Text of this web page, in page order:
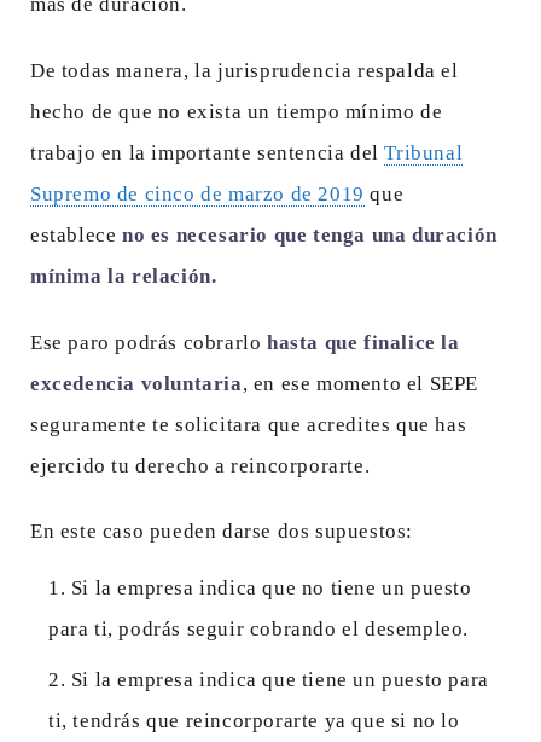
De todas manera, la jurisprudencia respalda el
hecho de que no exista un tiempo mínimo de
trabajo en la importante sentencia delTribunal
Supremo de cinco de marzo de 2019 que
establece no es necesario que tenga una duración
mínima la relación.
Ese paro podrás cobrarlo hasta que finalice la
excedencia voluntaria, en ese momento el SEPE
seguramente te solicitara que acredites que has
ejercido tu derecho a reincorporarte.
En este caso pueden darse dos supuestos:
Si la empresa indica que no tiene un puesto
para ti, podrás seguir cobrando el desempleo.
Si la empresa indica que tiene un puesto para
ti, tendrás que reincorporarte ya que si no lo